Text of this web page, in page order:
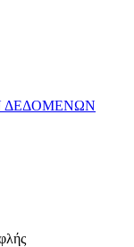
ΔΕΔΟΜΕΝΩΝ